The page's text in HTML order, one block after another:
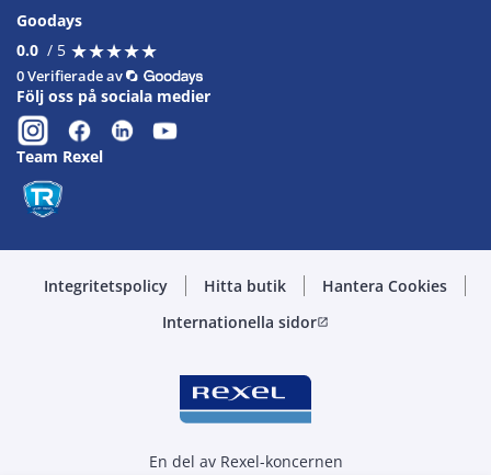
Goodays
0.0 / 5 ★★★★★
★★★★★
0 Verifierade av
Följ oss på sociala medier
Team Rexel
Integritetspolicy Hitta butik
Hantera Cookies
Internationella sidoropen_in_new
En del av Rexel-koncernen